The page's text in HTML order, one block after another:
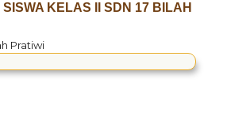
KELAS II SDN 17 BILAH
Pratiwi